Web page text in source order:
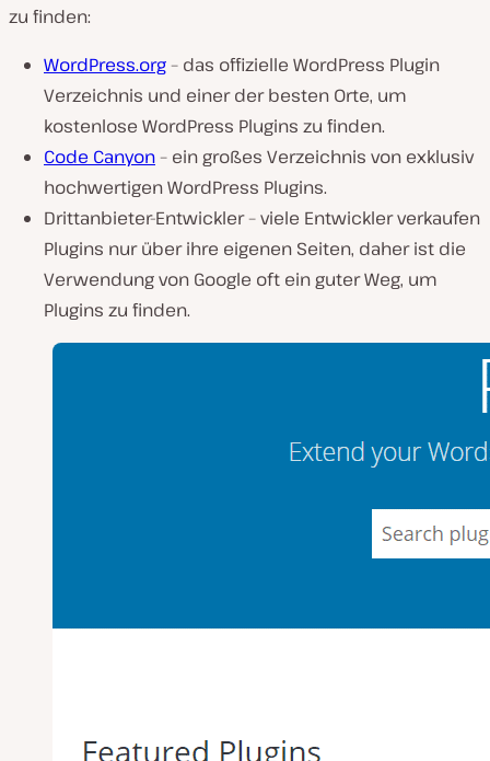
zu finden:
WordPress.org– das offizielle WordPress Plugin
Verzeichnis und einer der besten Orte, um
kostenlose WordPress Plugins zu finden.
Code Canyon– ein großes Verzeichnis von exklusiv
hochwertigen WordPress Plugins.
Drittanbieter-Entwickler – viele Entwickler verkaufen
Plugins nur über ihre eigenen Seiten, daher ist die
Verwendung von Google oft ein guter Weg, um
Plugins zu finden.